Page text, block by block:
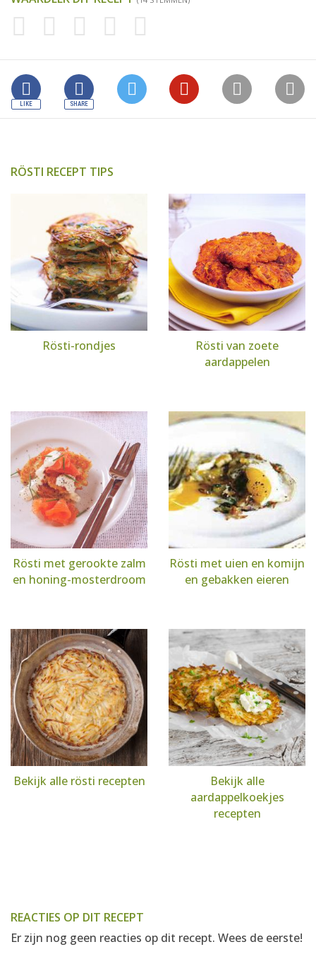
RÖSTI RECEPT TIPS
Rösti-rondjes
Rösti van zoete
aardappelen
Rösti met gerookte zalm
en honing-mosterdroom
Rösti met uien en komijn
en gebakken eieren
Bekijk alle rösti recepten
Bekijk alle
aardappelkoekjes
recepten
REACTIES OP DIT RECEPT
Er zijn nog geen reacties op dit recept. Wees de eerste!